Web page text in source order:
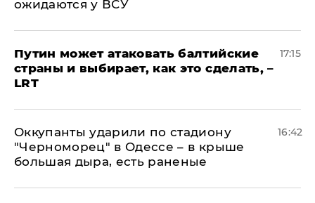
ожидаются у ВСУ
Путин может атаковать балтийские
страны и выбирает, как это сделать, –
LRT
17:15
Оккупанты ударили по стадиону
"Черноморец" в Одессе – в крыше
большая дыра, есть раненые
16:42